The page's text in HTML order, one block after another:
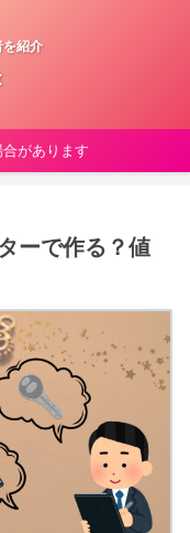
を紹介
があります
ーで作る？値